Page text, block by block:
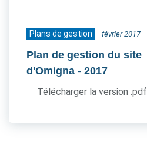
Plans de gestion février 2017
Plan de gestion du site
d'Omigna - 2017
Télécharger la version .pdf